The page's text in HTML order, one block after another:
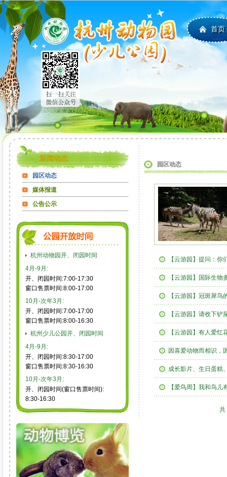
首页
新闻动态
园区动态
媒体报道
公告公示
杭州动物园开、闭园时间
4月-9月:
开、闭园时间:7:00-17:30
窗口售票时间:8:00-17:00
10月-次年3月:
开、闭园时间:7:00-17:00
窗口售票时间:8:00-16:30
杭州少儿公园开、闭园时间
4月-9月:
开、闭园时间:8:30-17:00
窗口售票时间:8:30-16:30
10月-次年3月:
开、闭园时间(窗口售票时间):
8:30-16:30
园区动态
【云游园】提问：
【云游园】国际生
【云游园】冠斑犀鸟
【云游园】请收下
【云游园】有人爱
因喜爱动物而相识，
成长影片、生日蛋
【爱鸟周】我和鸟儿